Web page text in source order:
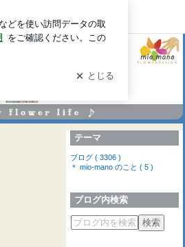
テーマ
ブログ ( 3306 )
＊ mio-mano のこと ( 5 )
ブログ内検索